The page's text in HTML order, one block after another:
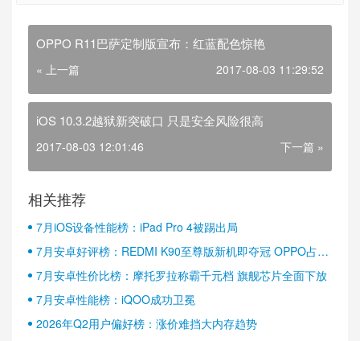
OPPO R11巴萨定制版宣布：红蓝配色惊艳
« 上一篇 2017-08-03 11:29:52
iOS 10.3.2越狱新突破口 只是安全风险很高
2017-08-03 12:01:46 下一篇 »
相关推荐
7月iOS设备性能榜：iPad Pro 4被踢出局
7月安卓好评榜：REDMI K90至尊版新机即夺冠 OPPO占据
半壁江山
7月安卓性价比榜：摩托罗拉称霸千元档 旗舰芯片全面下放
7月安卓性能榜：iQOO成功卫冕
2026年Q2用户偏好榜：涨价难挡大内存趋势